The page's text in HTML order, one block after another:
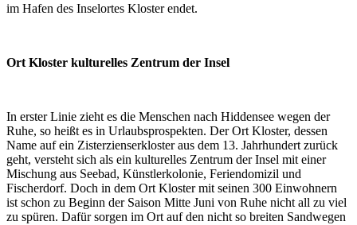
im Hafen des Inselortes Kloster endet.
Ort Kloster kulturelles Zentrum der Insel
In erster Linie zieht es die Menschen nach Hiddensee wegen der
Ruhe, so heißt es in Urlaubsprospekten. Der Ort Kloster, dessen
Name auf ein Zisterzienserkloster aus dem 13. Jahrhundert zurück
geht, versteht sich als ein kulturelles Zentrum der Insel mit einer
Mischung aus Seebad, Künstlerkolonie, Feriendomizil und
Fischerdorf. Doch in dem Ort Kloster mit seinen 300 Einwohnern
ist schon zu Beginn der Saison Mitte Juni von Ruhe nicht all zu viel
zu spüren. Dafür sorgen im Ort auf den nicht so breiten Sandwegen